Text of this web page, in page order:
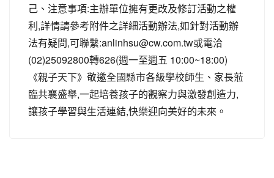
己、注意事項:主辦單位擁有更改及修訂活動之權
利,詳情請參考附件之詳細活動辦法,如針對活動辦
法有疑問,可聯繫:anlinhsu@cw.com.tw或電洽
(02)25092800轉626(週一至週五 10:00~18:00)
《親子天下》敬邀全國縣市各級學校師生、家長蒞
臨共襄盛舉,一起培養孩子的觀察力與激發創造力,
讓孩子學習與生活連結,快樂迎向美好的未來。